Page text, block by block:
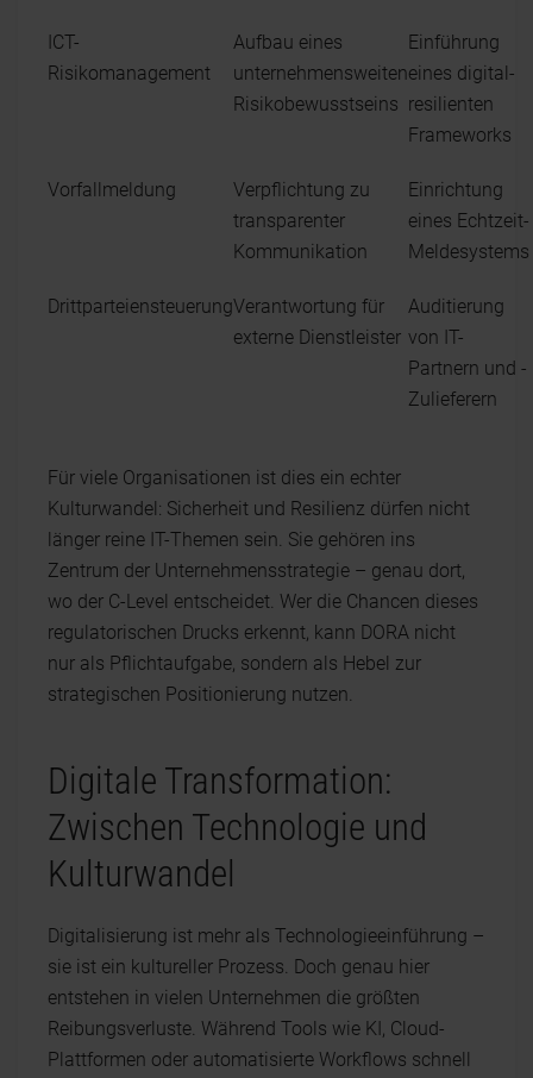
ICT-
Risikomanagement
Aufbau eines
unternehmensweiten
Risikobewusstseins
Einführung
eines digital-
resilienten
Frameworks
Vorfallmeldung
Verpflichtung zu
transparenter
Kommunikation
Einrichtung
eines Echtzeit-
Meldesystems
DrittparteiensteuerungVerantwortung für
externe Dienstleister
Auditierung
von IT-
Partnern und -
Zulieferern
Für viele Organisationen ist dies ein echter
Kulturwandel: Sicherheit und Resilienz dürfen nicht
länger reine IT-Themen sein. Sie gehören ins
Zentrum der Unternehmensstrategie – genau dort,
wo der C-Level entscheidet. Wer die Chancen dieses
regulatorischen Drucks erkennt, kann DORA nicht
nur als Pflichtaufgabe, sondern als Hebel zur
strategischen Positionierung nutzen.
Digitale Transformation:
Zwischen Technologie und
Kulturwandel
Digitalisierung ist mehr als Technologieeinführung –
sie ist ein kultureller Prozess. Doch genau hier
entstehen in vielen Unternehmen die größten
Reibungsverluste. Während Tools wie KI, Cloud-
Plattformen oder automatisierte Workflows schnell